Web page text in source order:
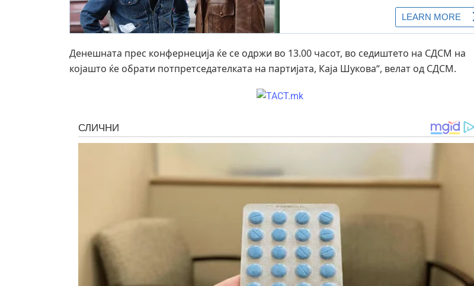
Денешната прес конфернеција ќе се одржи во 13.00 часот, во седиштето на СДСМ на
којашто ќе обрати потпретседателката на партијата, Каја Шукова“, велат од СДСМ.